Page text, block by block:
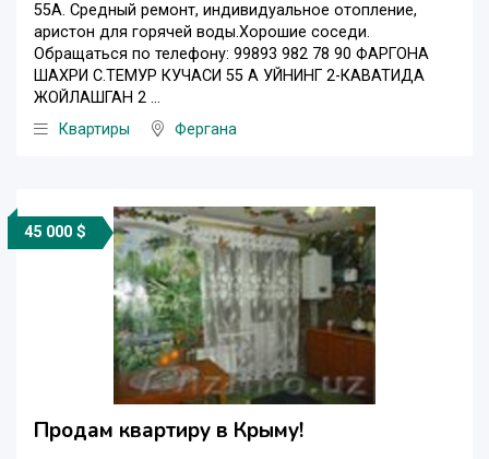
55А. Средный ремонт, индивидуальное отопление,
аристон для горячей воды.Хорошие соседи.
Обращаться по телефону: 99893 982 78 90 ФАРГОНА
ШАХРИ С.ТЕМУР КУЧАСИ 55 А УЙНИНГ 2-КАВАТИДА
ЖОЙЛАШГАН 2 ...
Квартиры
Фергана
45 000 $
Продам квартиру в Крыму!